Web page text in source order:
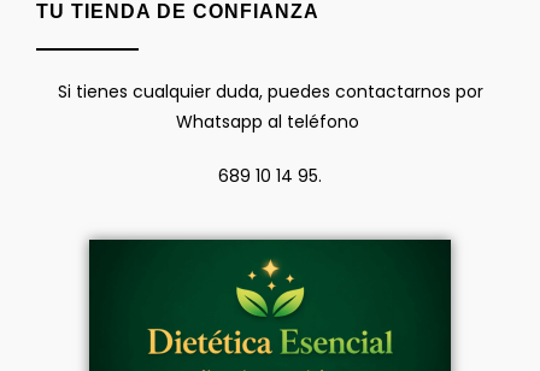
TU TIENDA DE CONFIANZA
Si tienes cualquier duda, puedes contactarnos por
Whatsapp al teléfono
689 10 14 95.